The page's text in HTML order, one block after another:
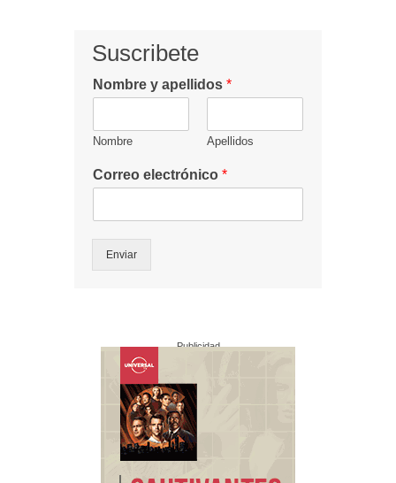
Suscribete
Nombre y apellidos *
Nombre Apellidos
Correo electrónico *
Enviar
Publicidad